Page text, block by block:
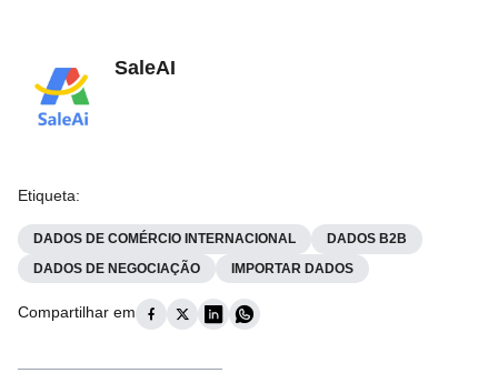
SaleAI
Etiqueta:
DADOS DE COMÉRCIO INTERNACIONAL
DADOS B2B
DADOS DE NEGOCIAÇÃO
IMPORTAR DADOS
Compartilhar em